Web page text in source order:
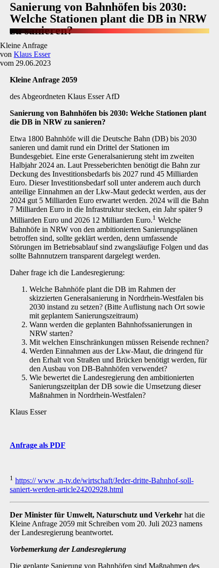
Sanierung von Bahnhöfen bis 2030:
Welche Stationen plant die DB in NRW
zu sanieren?
Kleine Anfrage
von Klaus Esser
vom 29.06.2023
Kleine Anfrage 2059
des Abgeordneten Klaus Esser AfD
Sanierung von Bahnhöfen bis 2030: Welche Stationen plant
die DB in NRW zu sanieren?
Etwa 1800 Bahnhöfe will die Deutsche Bahn (DB) bis 2030
sanieren und damit rund ein Drittel der Stationen im
Bundesgebiet. Eine erste Generalsanierung steht im zweiten
Halbjahr 2024 an. Laut Presseberichten benötigt die Bahn zur
Deckung des Investitionsbedarfs bis 2027 rund 45 Milliarden
Euro. Dieser Investitionsbedarf soll unter anderem auch durch
anteilige Einnahmen an der Lkw-Maut gedeckt werden, aus der
2024 gut 5 Milliarden Euro erwartet werden. 2024 will die Bahn
7 Milliarden Euro in die Infrastruktur stecken, ein Jahr später 9
Milliarden Euro und 2026 12 Milliarden Euro.1 Welche
Bahnhöfe in NRW von den ambitionierten Sanierungsplänen
betroffen sind, sollte geklärt werden, denn umfassende
Störungen im Betriebsablauf sind zwangsläufige Folgen und das
sollte Bahnnutzern transparent dargelegt werden.
Daher frage ich die Landesregierung:
Welche Bahnhöfe plant die DB im Rahmen der
skizzierten Generalsanierung in Nordrhein-Westfalen bis
2030 instand zu setzen? (Bitte Auflistung nach Ort sowie
mit geplantem Sanierungszeitraum)
Wann werden die geplanten Bahnhofssanierungen in
NRW starten?
Mit welchen Einschränkungen müssen Reisende rechnen?
Werden Einnahmen aus der Lkw-Maut, die dringend für
den Erhalt von Straßen und Brücken benötigt werden, für
den Ausbau von DB-Bahnhöfen verwendet?
Wie bewertet die Landesregierung den ambitionierten
Sanierungszeitplan der DB sowie die Umsetzung dieser
Maßnahmen in Nordrhein-Westfalen?
Klaus Esser
Anfrage als PDF
1 https:// www .n-tv.de/wirtschaft/Jeder-dritte-Bahnhof-soll-
saniert-werden-article24202928.html
Der Minister für Umwelt, Naturschutz und Verkehr hat die
Kleine Anfrage 2059 mit Schrei­ben vom 20. Juli 2023 namens
der Landesregierung beantwortet.
Vorbemerkung der Landesregierung
Die geplante Sanierung von Bahnhöfen sind Maßnahmen des